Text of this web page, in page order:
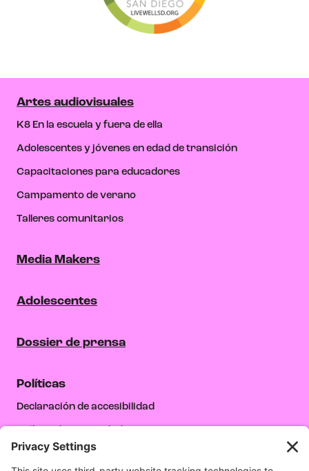
Artes audiovisuales
K8 En la escuela y fuera de ella
Adolescentes y jóvenes en edad de transición
Capacitaciones para educadores
Campamento de verano
Talleres comunitarios
Media Makers
Adolescentes
Dossier de prensa
Políticas
Declaración de accesibilidad
Política de cookies